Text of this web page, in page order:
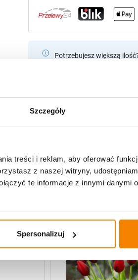
Szczegóły
treści i reklam, aby oferować
z naszej witryny,
te informacje z innymi danymi
Spersonalizuj
Potrzebujesz większą
Opis produktu
Specyfikacja